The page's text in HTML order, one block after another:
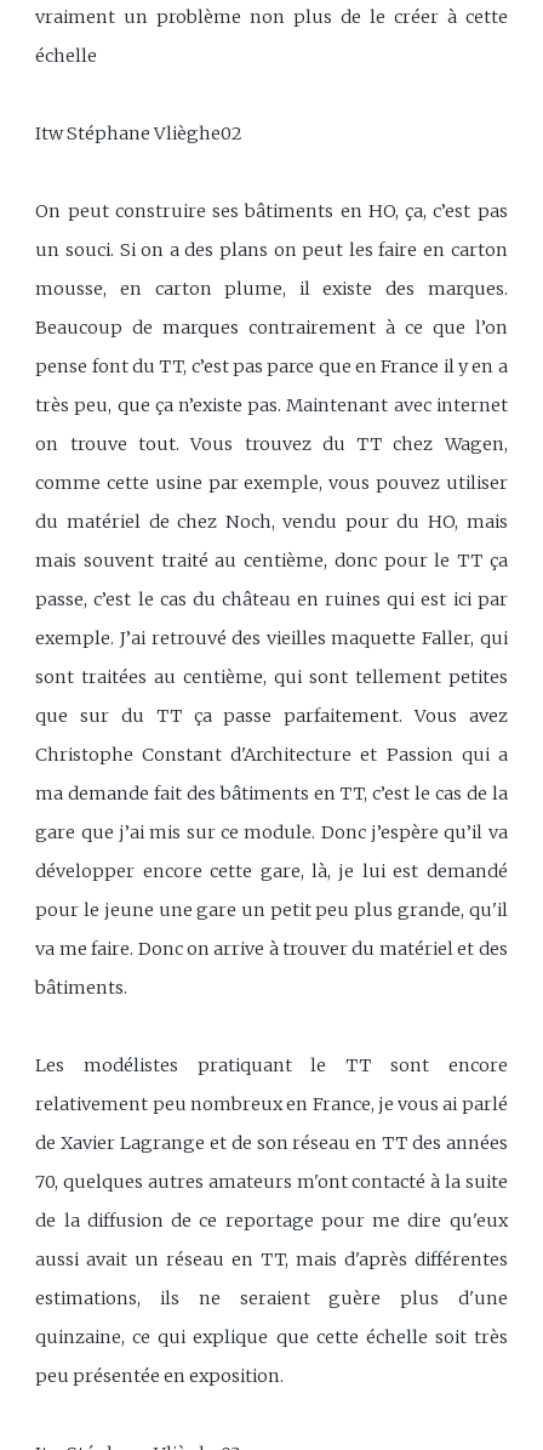
vraiment un problème non plus de le créer à cette
échelle
Itw Stéphane Vlièghe02
On peut construire ses bâtiments en HO, ça, c’est pas
un souci. Si on a des plans on peut les faire en carton
mousse, en carton plume, il existe des marques.
Beaucoup de marques contrairement à ce que l’on
pense font du TT, c’est pas parce que en France il y en a
très peu, que ça n’existe pas. Maintenant avec internet
on trouve tout. Vous trouvez du TT chez Wagen,
comme cette usine par exemple, vous pouvez utiliser
du matériel de chez Noch, vendu pour du HO, mais
mais souvent traité au centième, donc pour le TT ça
passe, c’est le cas du château en ruines qui est ici par
exemple. J’ai retrouvé des vieilles maquette Faller, qui
sont traitées au centième, qui sont tellement petites
que sur du TT ça passe parfaitement. Vous avez
Christophe Constant d'Architecture et Passion qui a
ma demande fait des bâtiments en TT, c’est le cas de la
gare que j’ai mis sur ce module. Donc j’espère qu’il va
développer encore cette gare, là, je lui est demandé
pour le jeune une gare un petit peu plus grande, qu'il
va me faire. Donc on arrive à trouver du matériel et des
bâtiments.
Les modélistes pratiquant le TT sont encore
relativement peu nombreux en France, je vous ai parlé
de Xavier Lagrange et de son réseau en TT des années
70, quelques autres amateurs m'ont contacté à la suite
de la diffusion de ce reportage pour me dire qu'eux
aussi avait un réseau en TT, mais d'après différentes
estimations, ils ne seraient guère plus d'une
quinzaine, ce qui explique que cette échelle soit très
peu présentée en exposition.